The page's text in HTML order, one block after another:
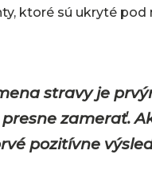
ktoré sú ukryté pod
stravy je
zamerať.
pozitívne